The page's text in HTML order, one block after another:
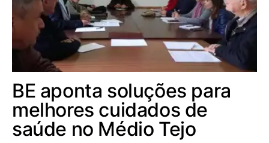
BE aponta soluções para
melhores cuidados de
saúde no Médio Tejo